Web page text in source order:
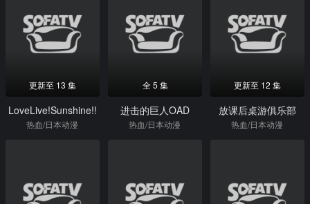
更新至 13 集
LoveLive!Sunshine!!
热血/日本动漫
全 5 集
进击的巨人OAD
热血/日本动漫
更新至 12 集
放课后桌游俱乐部
热血/日本动漫